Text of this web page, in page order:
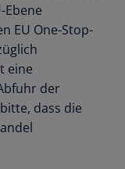
Ebene
EU One-Stop-
eine
der
dass die